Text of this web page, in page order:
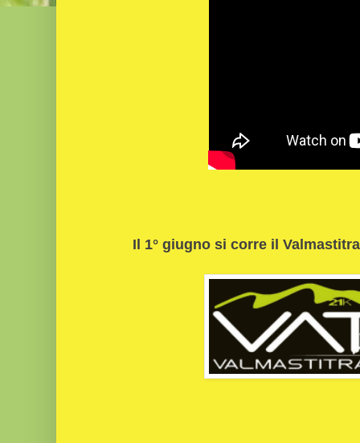
Il 1° giugno si corre il